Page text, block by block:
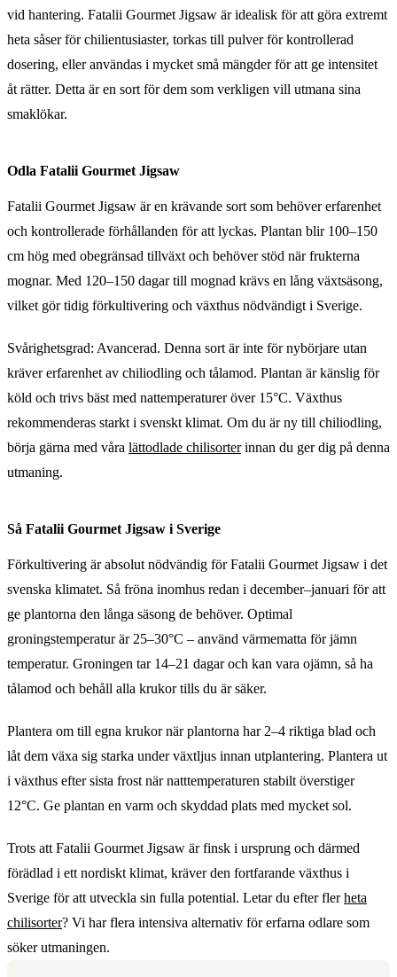
vid hantering. Fatalii Gourmet Jigsaw är idealisk för att göra extremt
heta såser för chilientusiaster, torkas till pulver för kontrollerad
dosering, eller användas i mycket små mängder för att ge intensitet
åt rätter. Detta är en sort för dem som verkligen vill utmana sina
smaklökar.
Odla Fatalii Gourmet Jigsaw
Fatalii Gourmet Jigsaw är en krävande sort som behöver erfarenhet
och kontrollerade förhållanden för att lyckas. Plantan blir 100–150
cm hög med obegränsad tillväxt och behöver stöd när frukterna
mognar. Med 120–150 dagar till mognad krävs en lång växtsäsong,
vilket gör tidig förkultivering och växthus nödvändigt i Sverige.
Svårighetsgrad: Avancerad. Denna sort är inte för nybörjare utan
kräver erfarenhet av chiliodling och tålamod. Plantan är känslig för
köld och trivs bäst med nattemperaturer över 15°C. Växthus
rekommenderas starkt i svenskt klimat. Om du är ny till chiliodling,
börja gärna med våra lättodlade chilisorterinnan du ger dig på denna
utmaning.
Så Fatalii Gourmet Jigsaw i Sverige
Förkultivering är absolut nödvändig för Fatalii Gourmet Jigsaw i det
svenska klimatet. Så fröna inomhus redan i december–januari för att
ge plantorna den långa säsong de behöver. Optimal
groningstemperatur är 25–30°C – använd värmematta för jämn
temperatur. Groningen tar 14–21 dagar och kan vara ojämn, så ha
tålamod och behåll alla krukor tills du är säker.
Plantera om till egna krukor när plantorna har 2–4 riktiga blad och
låt dem växa sig starka under växtljus innan utplantering. Plantera ut
i växthus efter sista frost när natttemperaturen stabilt överstiger
12°C. Ge plantan en varm och skyddad plats med mycket sol.
Trots att Fatalii Gourmet Jigsaw är finsk i ursprung och därmed
förädlad i ett nordiskt klimat, kräver den fortfarande växthus i
Sverige för att utveckla sin fulla potential. Letar du efter flerheta
chilisorter? Vi har flera intensiva alternativ för erfarna odlare som
söker utmaningen.